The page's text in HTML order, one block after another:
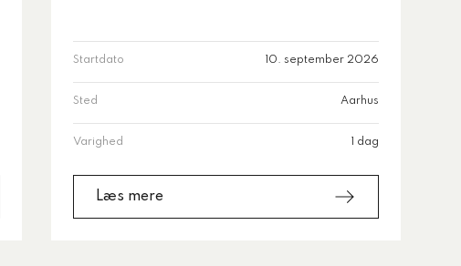
Startdato 10. september 2026
Sted Aarhus
Varighed 1 dag
Læs mere